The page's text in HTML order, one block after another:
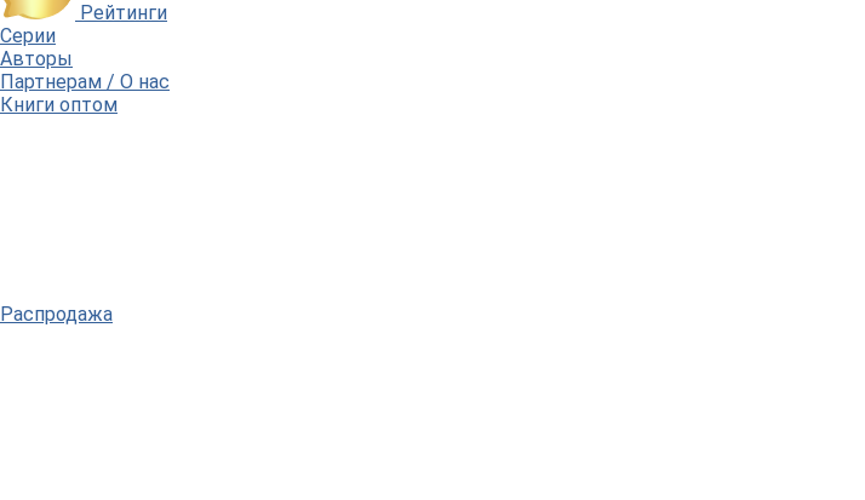
Рейтинги
Серии
Авторы
Партнерам / О нас
Книги оптом
Распродажа